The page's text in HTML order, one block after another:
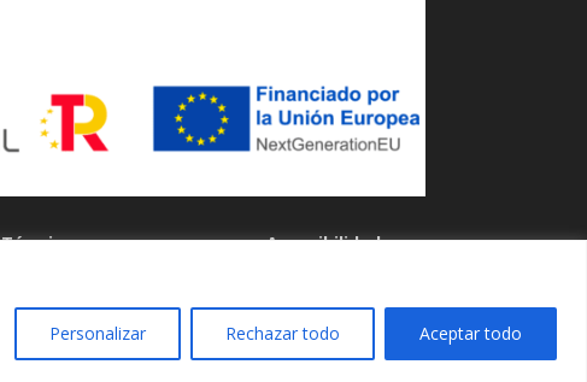
Personalizar Rechazar todo Aceptar todo
Términos y
Accesibilidad